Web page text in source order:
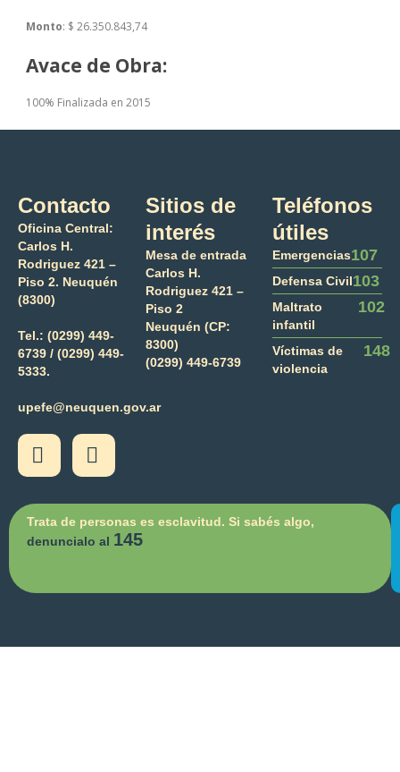
Monto: $ 26.350.843,74
Avace de Obra:
100% Finalizada en 2015
Contacto
Oficina Central:
Carlos H.
Rodriguez 421 –
Piso 2. Neuquén
(8300)
Tel.: (0299) 449-
6739 / (0299) 449-
5333.
upefe@neuquen.gov.ar
Sitios de
interés
Mesa de entrada
Carlos H.
Rodriguez 421 –
Piso 2
Neuquén (CP:
8300)
(0299) 449-6739
Teléfonos
útiles
Emergencias107
Defensa Civil103
Maltrato
infantil
102
Víctimas de
violencia
148
Trata de personas es esclavitud. Si sabés algo,
denuncialo al 145